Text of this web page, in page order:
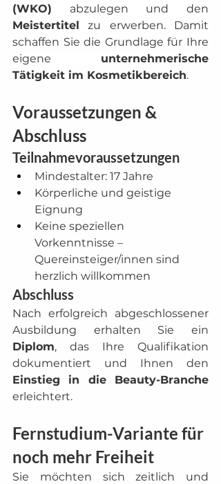
(WKO)
Meistertitel
zu erwerben. Damit
schaffen Sie die Grundlage für Ihre
eigene unternehmerische
Tätigkeit im Kosmetikbereich.
Voraussetzungen &
Abschluss
Teilnahmevoraussetzungen
Mindestalter: 17 Jahre
Körperliche und geistige
Eignung
Keine speziellen
Vorkenntnisse –
Quereinsteiger/innen sind
herzlich willkommen
Abschluss
Nach erfolgreich abgeschlossener
Diplom, das Ihre Qualifikation
Einstieg in die Beauty-Branche
erleichtert.
Fernstudium-Variante für
noch mehr Freiheit
Sie möchten sich zeitlich und